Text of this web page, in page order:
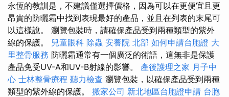
永恆的教訓是，不建議僅選擇價格，因為可以在更便宜且更
昂貴的防曬霜中找到表現最好的產品，並且在列表的末尾可
以這樣說。 瀏覽包裝時，請確保產品受到兩種類型的紫外
線的保護。 兒童眼科 除蟲 安養院 北部 如何申請台胞證 大
里整骨服務 防曬霜通常有一個廣泛的術語，這無非是保護
產品免受UV-A和UV-B射線的影響。 產後護理之家 月子中
心 士林整骨療程 聽力檢查 瀏覽包裝，以確保產品受到兩種
類型的紫外線的保護。 搬家公司 新北地區台胞證申請 台胞